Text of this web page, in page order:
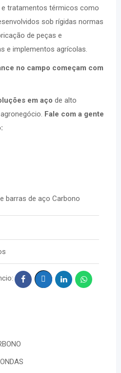
tratamentos térmicos como
sob rígidas normas
de peças e
e implementos agrícolas.
no campo começam com
em aço de alto
Fale com a gente
barras de aço Carbono